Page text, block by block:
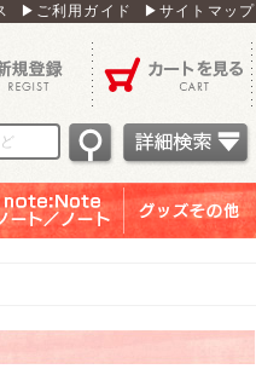
▶ご利用ガイド ▶サイトマップ